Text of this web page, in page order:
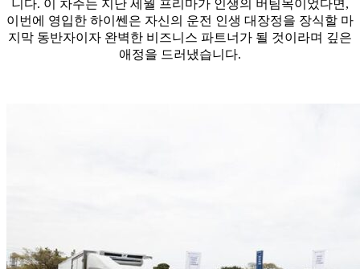
니다. 이 차주는 지난 세월 프리마가 인생의 버팀목이었다면,
이번에 영입한 하이쎈은 자신의 운전 인생 대장정을 장식할 마
지막 동반자이자 완벽한 비즈니스 파트너가 될 것이라며 깊은
애정을 드러냈습니다.